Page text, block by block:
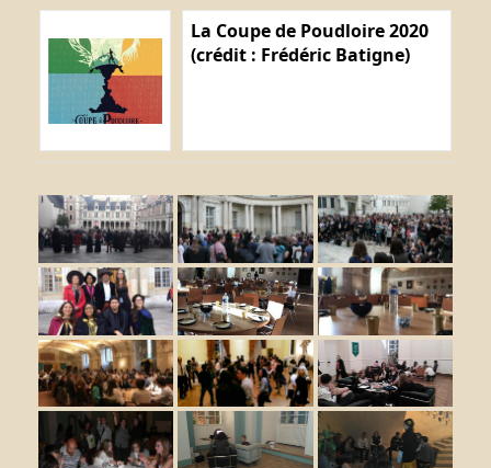
La Coupe de Poudloire 2020
(crédit : Frédéric Batigne)